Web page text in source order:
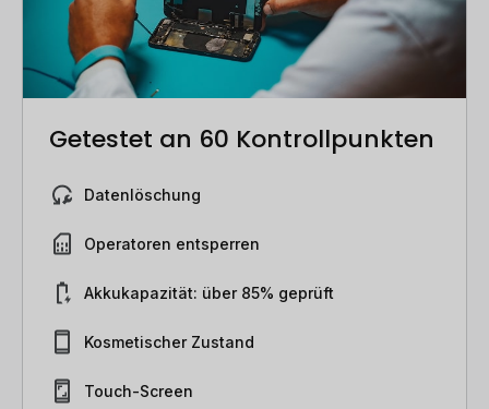
Getestet an 60 Kontrollpunkten
Datenlöschung
Operatoren entsperren
Akkukapazität: über 85% geprüft
Kosmetischer Zustand
Touch-Screen